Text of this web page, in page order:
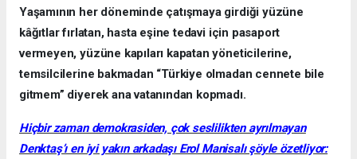
Yaşamının her döneminde çatışmaya girdiği yüzüne
kâğıtlar fırlatan, hasta eşine tedavi için pasaport
vermeyen, yüzüne kapıları kapatan yöneticilerine,
temsilcilerine bakmadan “Türkiye olmadan cennete bile
gitmem” diyerek ana vatanından kopmadı.
Hiçbir zaman demokrasiden, çok seslilikten ayrılmayan
Denktaş’ı en iyi yakın arkadaşı Erol Manisalı şöyle özetliyor: